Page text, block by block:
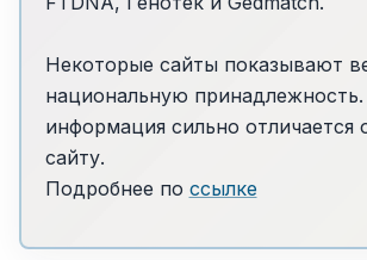
Некоторые сайты показывают
национальную
информация сильно отличается
сайту.
Подробнее по ссылке